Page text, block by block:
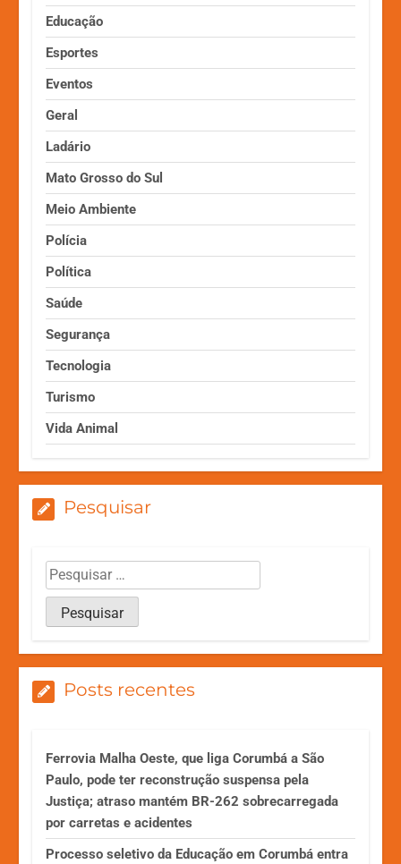
Educação
Esportes
Eventos
Geral
Ladário
Mato Grosso do Sul
Meio Ambiente
Polícia
Política
Saúde
Segurança
Tecnologia
Turismo
Vida Animal
Pesquisar
Posts recentes
Ferrovia Malha Oeste, que liga Corumbá a São
Paulo, pode ter reconstrução suspensa pela
Justiça; atraso mantém BR-262 sobrecarregada
por carretas e acidentes
Processo seletivo da Educação em Corumbá entra